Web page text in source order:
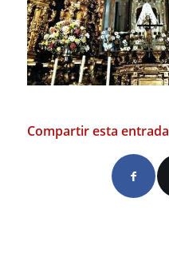
Compartir esta entrada